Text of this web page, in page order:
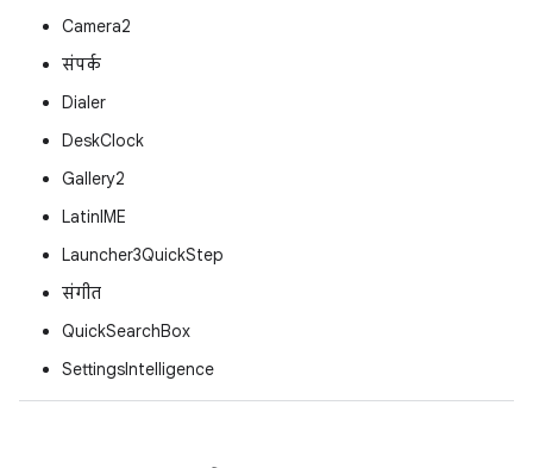
Camera2
संपर्क
Dialer
DeskClock
Gallery2
LatinIME
Launcher3QuickStep
संगीत
QuickSearchBox
SettingsIntelligence